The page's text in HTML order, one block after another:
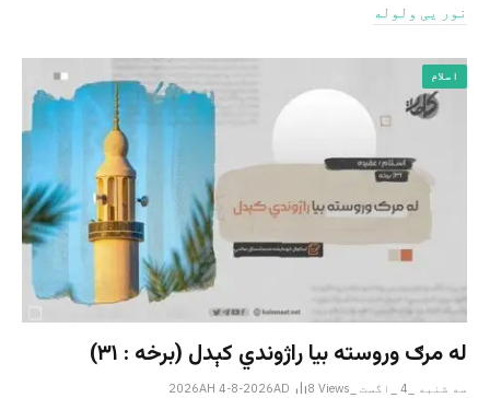
نور یی ولوله
اسلام
له مرګ وروسته بیا راژوندي کېدل (برخه : ۳۱)
سه شنبه _4 _اگست _2026AH 4-8-2026AD 8 Views